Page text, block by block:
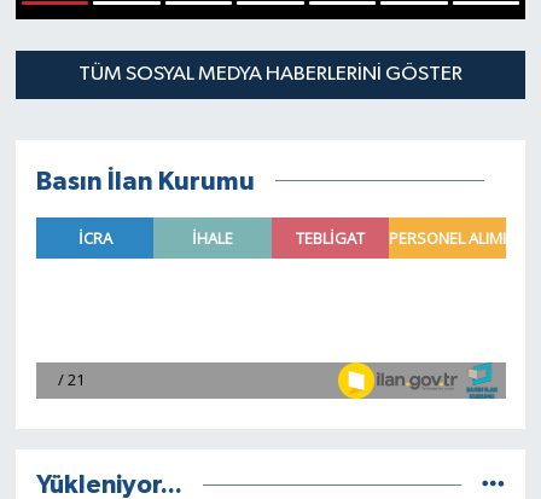
TÜM SOSYAL MEDYA HABERLERINI GÖSTER
Basın İlan Kurumu
Yükleniyor...